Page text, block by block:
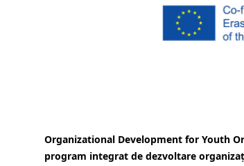
Organizational Development for Youth
program integrat de dezvoltare